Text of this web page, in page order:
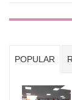
POPULAR